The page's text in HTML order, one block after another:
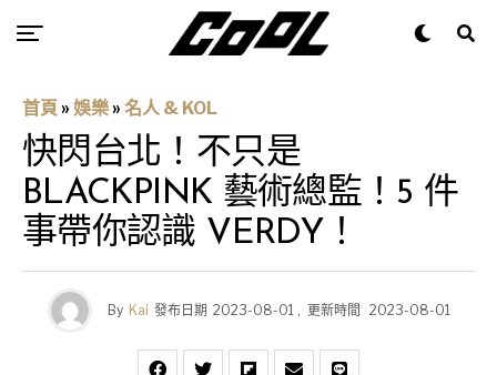
首頁 » 娛樂 » 名人 & KOL
快閃台北！不只是
BLACKPINK 藝術總監！5 件
事帶你認識 VERDY！
By Kai 發布日期 2023-08-01, 更新時間 2023-08-01